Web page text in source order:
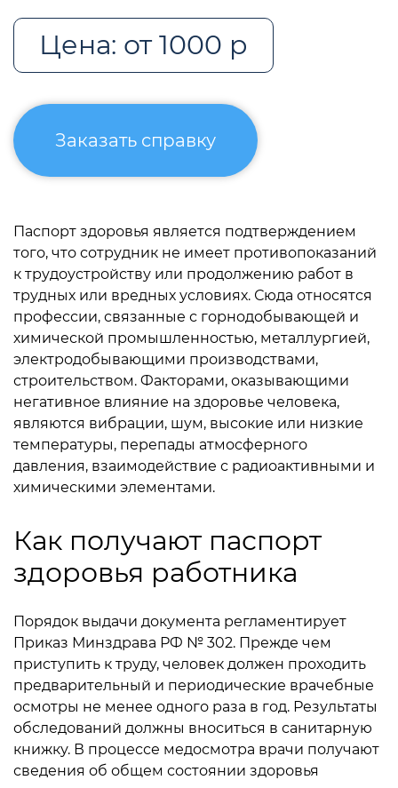
Цена: от 1000 р
Заказать справку
Паспорт здоровья является подтверждением
того, что сотрудник не имеет противопоказаний
к трудоустройству или продолжению работ в
трудных или вредных условиях. Сюда относятся
профессии, связанные с горнодобывающей и
химической промышленностью, металлургией,
электродобывающими производствами,
строительством. Факторами, оказывающими
негативное влияние на здоровье человека,
являются вибрации, шум, высокие или низкие
температуры, перепады атмосферного
давления, взаимодействие с радиоактивными и
химическими элементами.
Как получают паспорт
здоровья работника
Порядок выдачи документа регламентирует
Приказ Минздрава РФ № 302. Прежде чем
приступить к труду, человек должен проходить
предварительный и периодические врачебные
осмотры не менее одного раза в год. Результаты
обследований должны вноситься в санитарную
книжку. В процессе медосмотра врачи получают
сведения об общем состоянии здоровья